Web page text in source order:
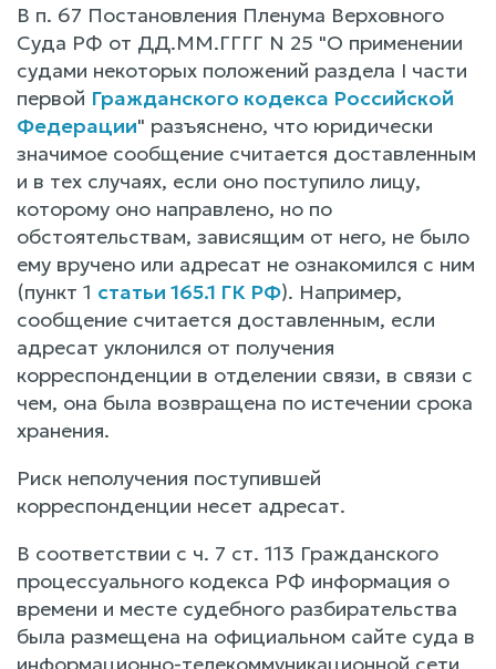
В п. 67 Постановления Пленума Верховного
Суда РФ от ДД.ММ.ГГГГ N 25 "О применении
судами некоторых положений раздела I части
первой Гражданского кодекса Российской
Федерации" разъяснено, что юридически
значимое сообщение считается доставленным
и в тех случаях, если оно поступило лицу,
которому оно направлено, но по
обстоятельствам, зависящим от него, не было
ему вручено или адресат не ознакомился с ним
(пункт 1 статьи 165.1 ГК РФ). Например,
сообщение считается доставленным, если
адресат уклонился от получения
корреспонденции в отделении связи, в связи с
чем, она была возвращена по истечении срока
хранения.
Риск неполучения поступившей
корреспонденции несет адресат.
В соответствии с ч. 7 ст. 113 Гражданского
процессуального кодекса РФ информация о
времени и месте судебного разбирательства
была размещена на официальном сайте суда в
информационно-телекоммуникационной сети